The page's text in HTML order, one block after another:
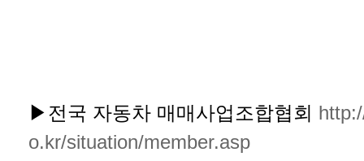
▶전국 자동차 매매사업조합협회
o.kr/situation/member.asp